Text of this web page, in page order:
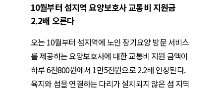
10월부터 섬지역 요양보호사 교통비 지원금
2.2배 오른다
오는 10월부터 섬지역에 노인 장기요양 방문 서비스
를 제공하는 요양보호사에 대한 교통비 지원 금액이
하루 6천800원에서 1만5천원으로 2.2배 인상된다.
육지와 섬을 연결하는 다리가 설치되지 않은 섬 지역